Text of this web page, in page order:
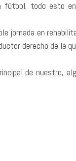
fútbol, todo esto
jornada en
derecho de la
de nuestro,